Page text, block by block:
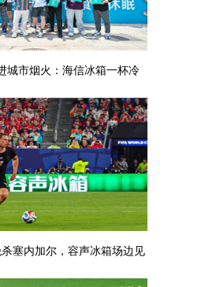
城市烟火：海信冰箱一杯冷
敬平凡奋斗者！
塞内加尔，容声冰箱场边见